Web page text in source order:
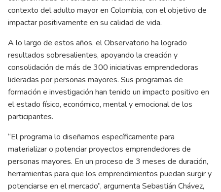
contexto del adulto mayor en Colombia, con el objetivo de
impactar positivamente en su calidad de vida.
A lo largo de estos años, el Observatorio ha logrado
resultados sobresalientes, apoyando la creación y
consolidación de más de 300 iniciativas emprendedoras
lideradas por personas mayores. Sus programas de
formación e investigación han tenido un impacto positivo en
el estado físico, económico, mental y emocional de los
participantes.
“El programa lo diseñamos específicamente para
materializar o potenciar proyectos emprendedores de
personas mayores. En un proceso de 3 meses de duración,
herramientas para que los emprendimientos puedan surgir y
potenciarse en el mercado”, argumenta Sebastián Chávez,